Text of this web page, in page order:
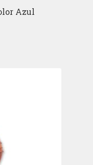
Azul